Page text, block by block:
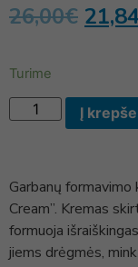
26,00€
Turime
Į
Garbanų
Cream”. Kremas
formuoja
jiems drėgmės,